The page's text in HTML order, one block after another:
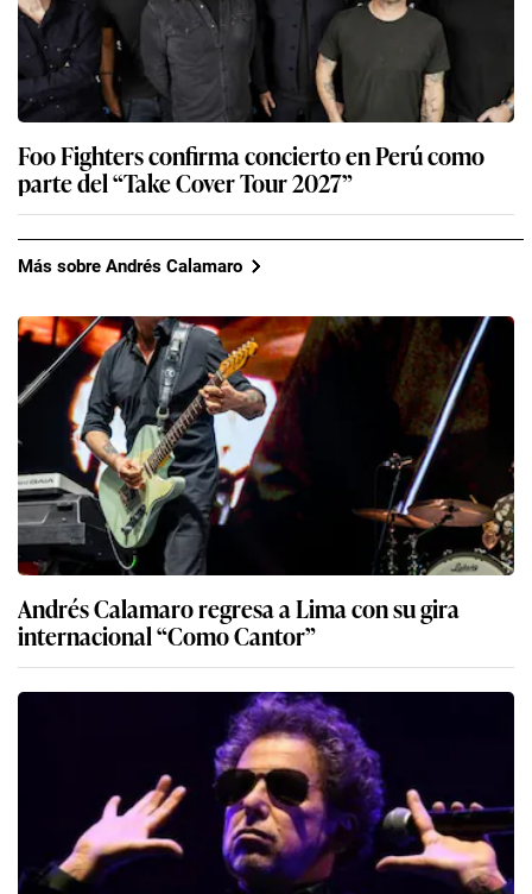
Foo Fighters confirma concierto en Perú como
parte del “Take Cover Tour 2027”
Más sobre Andrés Calamaro
Andrés Calamaro regresa a Lima con su gira
internacional “Como Cantor”